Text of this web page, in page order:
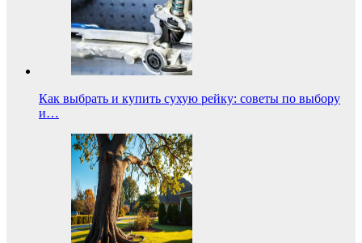
Как выбрать и купить сухую рейку: советы по выбору
и…